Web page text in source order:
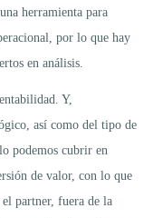
herramienta para
por lo que hay
en análisis.
Y,
así como del tipo de
podemos cubrir en
de valor, con lo que
partner, fuera de la